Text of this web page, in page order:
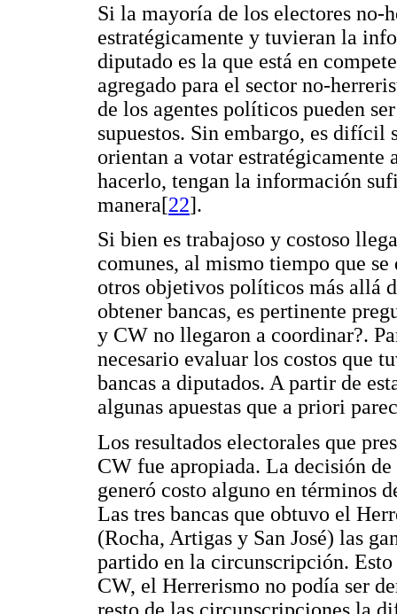
Si la mayoría de los electores no-
estratégicamente y tuvieran la
diputado es la que está en
agregado para el sector no-
de los agentes políticos pueden
supuestos. Sin embargo, es difícil
orientan a votar estratégicamente
hacerlo, tengan la información
manera[22].
Si bien es trabajoso y costoso
comunes, al mismo tiempo que se
otros objetivos políticos más allá
obtener bancas, es pertinente
y CW no llegaron a coordinar?.
necesario evaluar los costos que
bancas a diputados. A partir de
algunas apuestas que a priori
Los resultados electorales que
CW fue apropiada. La decisión
generó costo alguno en términos
Las tres bancas que obtuvo el
(Rocha, Artigas y San José) las
partido en la circunscripción.
CW, el Herrerismo no podía ser
resto de las circunscripciones la